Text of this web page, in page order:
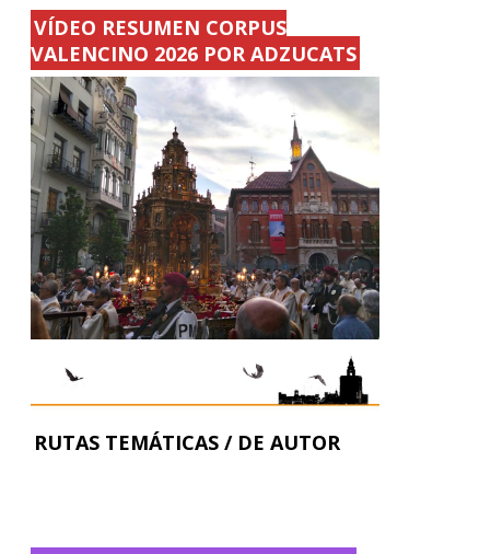
VÍDEO RESUMEN CORPUS
VALENCINO 2026 POR ADZUCATS
RUTAS TEMÁTICAS / DE AUTOR